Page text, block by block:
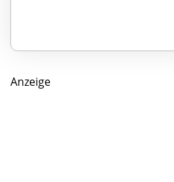
Anzeige